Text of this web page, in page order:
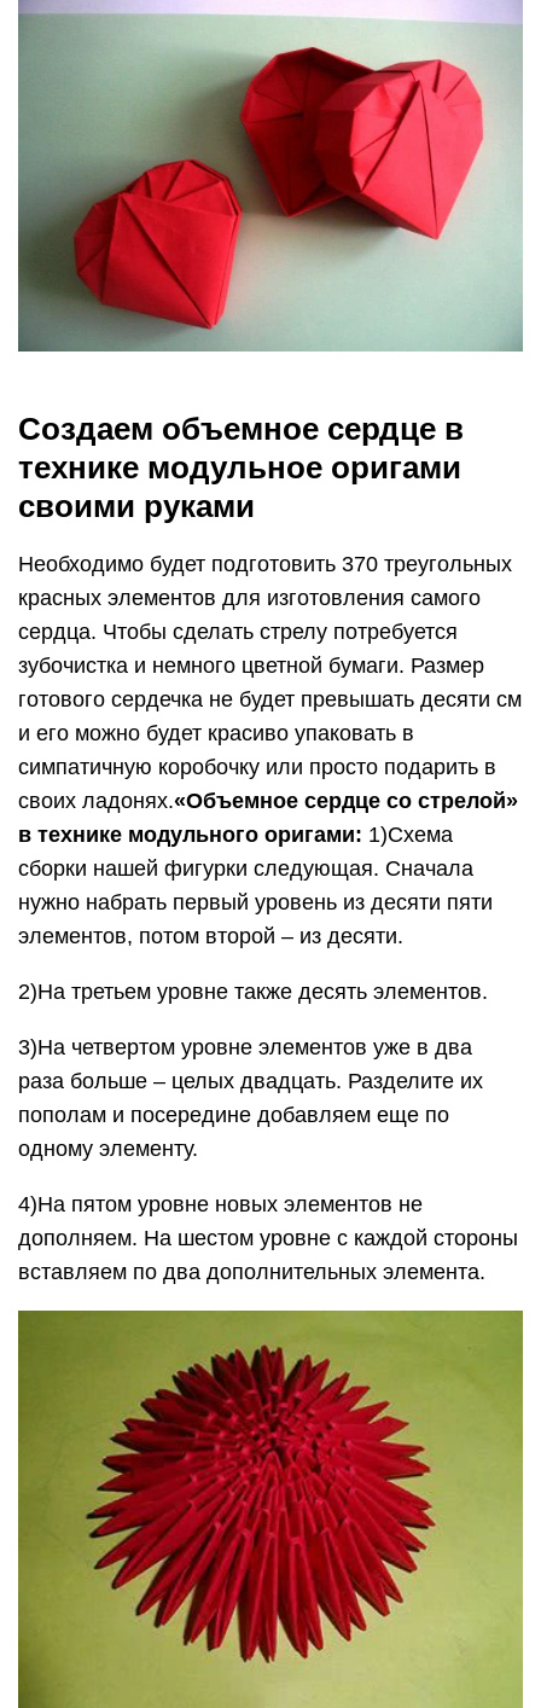
Создаем объемное сердце в
технике модульное оригами
своими руками
Необходимо будет подготовить 370 треугольных
красных элементов для изготовления самого
сердца. Чтобы сделать стрелу потребуется
зубочистка и немного цветной бумаги. Размер
готового сердечка не будет превышать десяти см
и его можно будет красиво упаковать в
симпатичную коробочку или просто подарить в
своих ладонях.«Объемное сердце со стрелой»
в технике модульного оригами: 1)Схема
сборки нашей фигурки следующая. Сначала
нужно набрать первый уровень из десяти пяти
элементов, потом второй – из десяти.
2)На третьем уровне также десять элементов.
3)На четвертом уровне элементов уже в два
раза больше – целых двадцать. Разделите их
пополам и посередине добавляем еще по
одному элементу.
4)На пятом уровне новых элементов не
дополняем. На шестом уровне с каждой стороны
вставляем по два дополнительных элемента.